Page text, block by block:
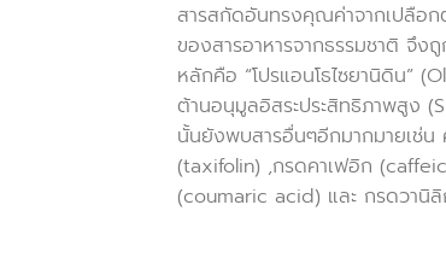
สารสกัดอันทรงคุณค่าจากเปลือ
ของสารอาหารจากธรรมชาติ จึ
หลักคือ “โปรแอนโธไซยานิดิน”
ต้านอนุมูลอิสระประสิทธิภาพสูง
นั้นยังพบสารอื่นๆอีกมากมายเช่
(taxifolin) ,กรดคาเฟอิก
(coumaric acid) และ กรดวานิ